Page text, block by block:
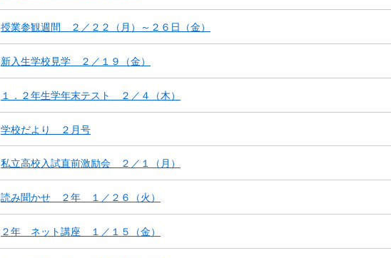
授業参観週間 ２／２２（月）～２６日（金）
新入生学校見学 ２／１９（金）
１．２年生学年末テスト ２／４（木）
学校だより ２月号
私立高校入試直前激励会 ２／１（月）
読み聞かせ ２年 １／２６（火）
２年 ネット講座 １／１５（金）